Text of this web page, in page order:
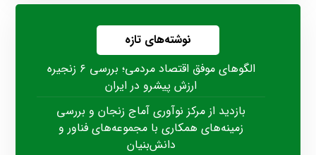
نوشته‌های تازه
الگوهای موفق اقتصاد مردمی؛ بررسی ۶ زنجیره
ارزش پیشرو در ایران
بازدید از مرکز نوآوری آماج زنجان و بررسی
زمینه‌های همکاری با مجموعه‌های فناور و
دانش‌بنیان